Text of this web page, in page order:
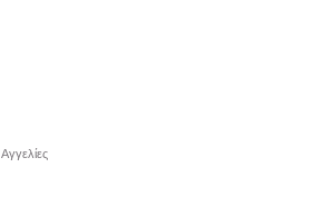
Αγγελίες